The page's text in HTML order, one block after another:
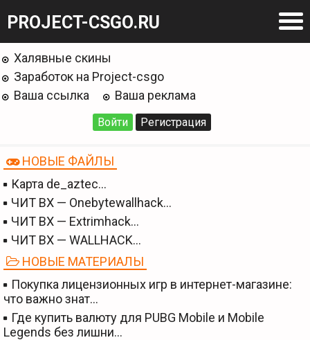
PROJECT-CSGO.RU
Халявные скины
Заработок на Project-csgo
Ваша ссылка
Ваша реклама
Войти Регистрация
НОВЫЕ ФАЙЛЫ
Карта de_aztec…
ЧИТ BX — Onebytewallhack…
ЧИТ BX — Extrimhack…
ЧИТ BX — WALLHACK…
НОВЫЕ МАТЕРИАЛЫ
Покупка лицензионных игр в интернет-магазине:
что важно знат…
Где купить валюту для PUBG Mobile и Mobile
Legends без лишни…